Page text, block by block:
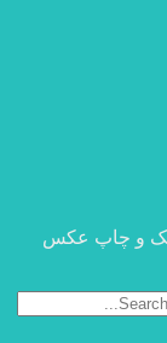
و چاپ عکس